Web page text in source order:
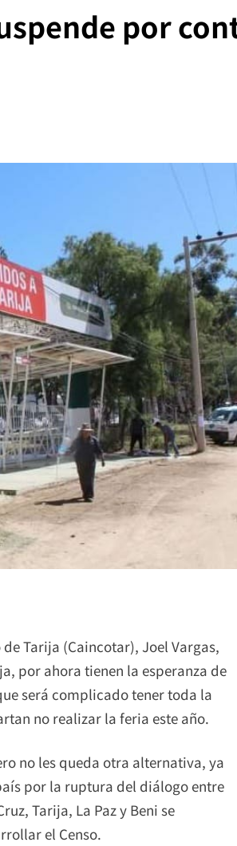
por
Tarija (Caincotar), Joel Vargas,
por ahora tienen la esperanza de
será complicado tener toda la
no realizar la feria este año.
no les queda otra alternativa, ya
por la ruptura del diálogo entre
Tarija, La Paz y Beni se
el Censo.